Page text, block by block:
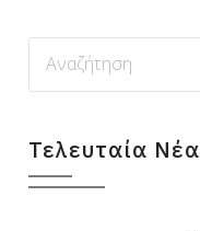
Τελευταία Νέα